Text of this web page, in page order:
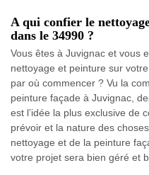
A qui confier le
dans le 34990 ?
Vous êtes à Juvignac et vous
nettoyage et peinture sur
par où commencer ? Vu la
peinture façade à Juvignac,
est l’idée la plus exclusive de
prévoir et la nature des
nettoyage et de la peinture
votre projet sera bien géré et